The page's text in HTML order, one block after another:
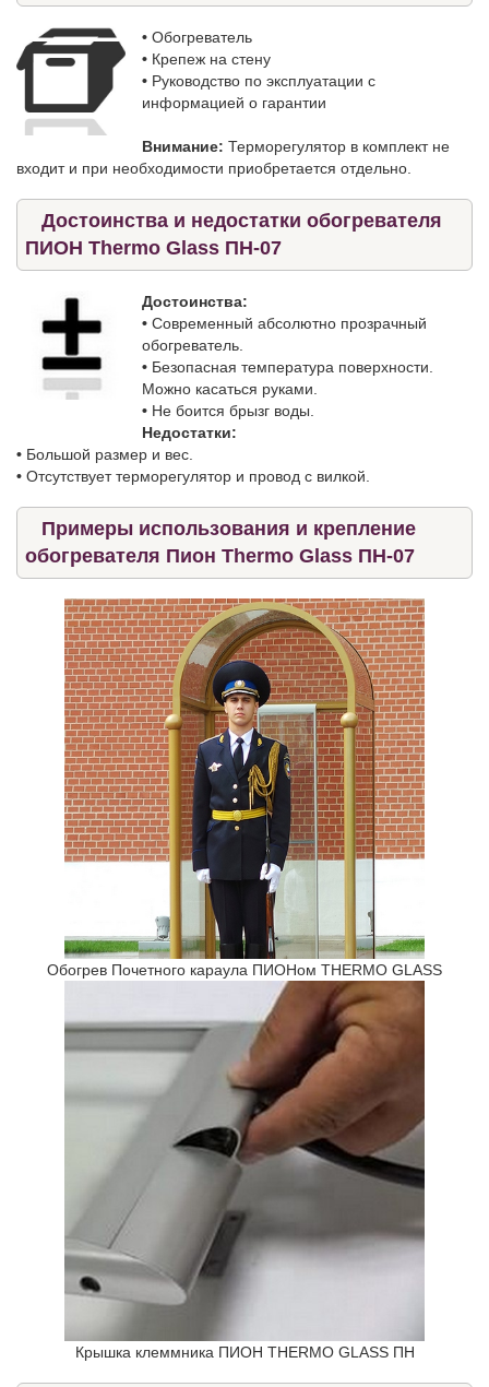
• Обогреватель
• Крепеж на стену
• Руководство по эксплуатации с
информацией о гарантии
Внимание: Терморегулятор в комплект не
входит и при необходимости приобретается отдельно.
Достоинства и недостатки обогревателя
ПИОН Thermo Glass ПН-07
Достоинства:
• Современный абсолютно прозрачный
обогреватель.
• Безопасная температура поверхности.
Можно касаться руками.
• Не боится брызг воды.
Недостатки:
• Большой размер и вес.
• Отсутствует терморегулятор и провод с вилкой.
Примеры использования и крепление
обогревателя Пион Thermo Glass ПН-07
Обогрев Почетного караула ПИОНом THERMO GLASS
Крышка клеммника ПИОН THERMO GLASS ПН